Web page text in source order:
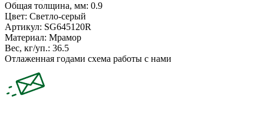
Общая толщина, мм: 0.9
Цвет: Светло-серый
Артикул: SG645120R
Материал: Мрамор
Вес, кг/уп.: 36.5
Отлаженная годами схема работы с нами